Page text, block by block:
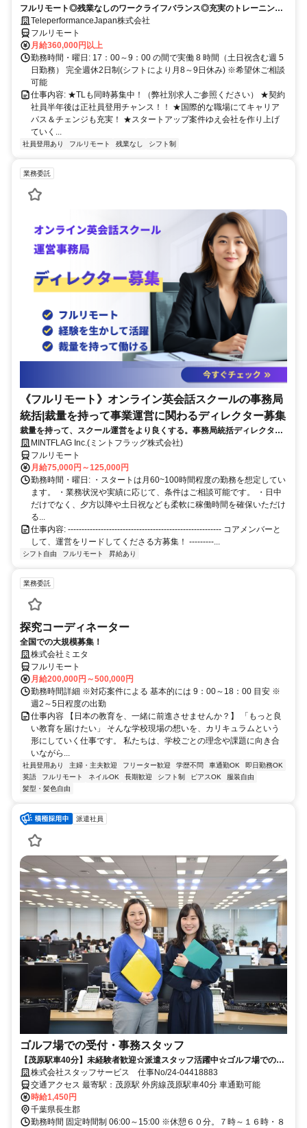
フルリモート◎残業なしのワークライフバランス◎充実のトレーニング
◎語学を活かして将来キャリア有望
TeleperformanceJapan株式会社
フルリモート
月給360,000円以上
勤務時間・曜日: 17：00～9：00 の間で実働 8 時間（土日祝含む週 5
日勤務） 完全週休2日制(シフトにより月8～9日休み) ※希望休ご相談
可能
仕事内容: ★TLも同時募集中！（弊社別求人ご参照ください） ★契約
社員半年後は正社員登用チャンス！！ ★国際的な職場にてキャリア
パス＆チェンジも充実！ ★スタートアップ案件ゆえ会社を作り上げ
ていく...
社員登用あり フルリモート 残業なし シフト制
業務委託
《フルリモート》オンライン英会話スクールの事務局
統括|裁量を持って事業運営に関わるディレクター募集
裁量を持って、スクール運営をより良くする。事務局統括ディレクター
を募集します！
MINTFLAG Inc.(ミントフラッグ株式会社)
フルリモート
月給75,000円～125,000円
勤務時間・曜日: ・スタートは月60~100時間程度の勤務を想定してい
ます。 ・業務状況や実績に応じて、条件はご相談可能です。 ・日中
だけでなく、夕方以降や土日祝なども柔軟に稼働時間を確保いただけ
る...
仕事内容: -------------------------------------------------------- コアメンバーと
して、運営をリードしてくださる方募集！ ---------...
シフト自由 フルリモート 昇給あり
業務委託
探究コーディネーター
全国での大規模募集！
株式会社ミエタ
フルリモート
月給200,000円～500,000円
勤務時間詳細 ※対応案件による 基本的には 9：00～18：00 目安 ※
週2～5日程度の出勤
仕事内容 【日本の教育を、一緒に前進させませんか？】 「もっと良
い教育を届けたい」 そんな学校現場の想いを、カリキュラムという
形にしていく仕事です。 私たちは、学校ごとの理念や課題に向き合
いながら...
社員登用あり 主婦・主夫歓迎 フリーター歓迎 学歴不問 車通勤OK
即日勤務OK
英語
フルリモート ネイルOK 長期歓迎 シフト制 ピアスOK
服装自由
髪型・髪色自由
派遣社員
ゴルフ場での受付・事務スタッフ
【茂原駅車40分】未経験者歓迎☆派遣スタッフ活躍中☆ゴルフ場での受
付など☆
株式会社スタッフサービス 仕事No/24-04418883
交通アクセス 最寄駅：茂原駅 外房線茂原駅車40分 車通勤可能
時給1,450円
千葉県長生郡
勤務時間 固定時間制 06:00～15:00 ※休憩６０分。７時～１６時・８